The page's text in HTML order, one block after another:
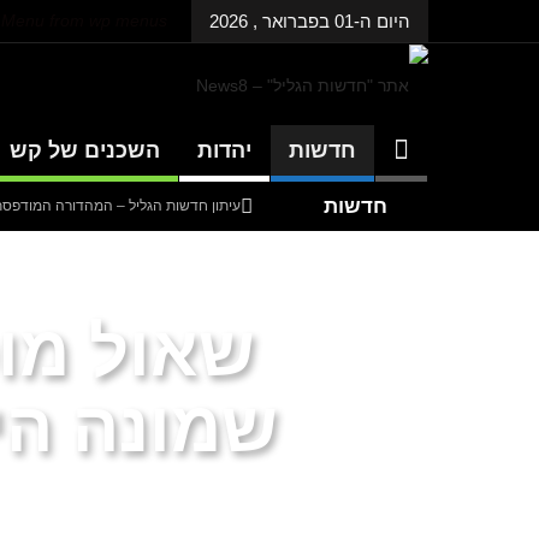
היום ה-01 בפברואר , 2026
חדשות יהדות השכנים של קש
חדשות עיתון חדשות הגליל – המהדורה המודפסת |
דנציגר-אורט – הדיבייט של המדינה
שאול
שמונה